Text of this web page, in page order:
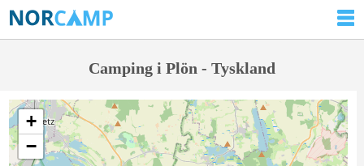
Camping i Plön - Tyskland
+
−